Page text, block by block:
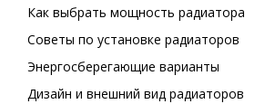
Как выбрать мощность радиатора
Советы по установке радиаторов
Энергосберегающие варианты
Дизайн и внешний вид радиаторов